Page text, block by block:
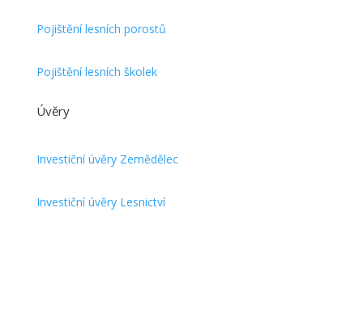
Pojištění lesních porostů
Pojištění lesních školek
Úvěry
Investiční úvěry Zemědělec
Investiční úvěry Lesnictví